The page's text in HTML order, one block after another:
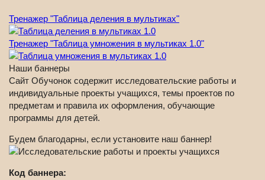
Тренажер "Таблица деления в мультиках"
Тренажер "Таблица умножения в мультиках 1.0"
Наши баннеры
Сайт Обучонок содержит исследовательские работы и
индивидуальные проекты учащихся, темы проектов по
предметам и правила их оформления, обучающие
программы для детей.
Будем благодарны, если установите наш баннер!
Код баннера: